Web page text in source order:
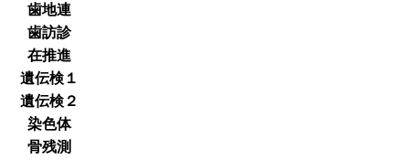
歯地連
歯訪診
在推進
遺伝検１
遺伝検２
染色体
骨残測